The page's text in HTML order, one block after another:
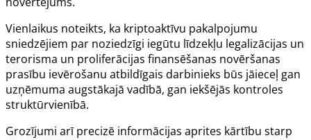
Vienlaikus noteikts, ka kriptoaktīvu pakalpojumu
sniedzējiem par noziedzīgi iegūtu līdzekļu legalizācijas un
terorisma un proliferācijas finansēšanas novēršanas
prasību ievērošanu atbildīgais darbinieks būs jāieceļ gan
uzņēmuma augstākajā vadībā, gan iekšējās kontroles
struktūrvienībā.
Grozījumi arī precizē informācijas aprites kārtību starp